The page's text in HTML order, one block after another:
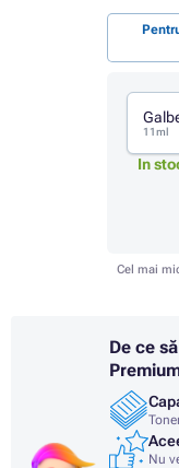
11ml
In
Cel mai
De ce
Nu